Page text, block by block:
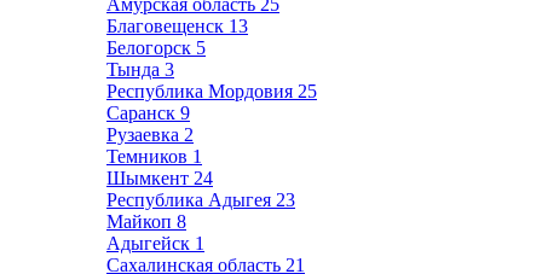
Амурская область 25
Благовещенск 13
Белогорск 5
Тында 3
Республика Мордовия 25
Саранск 9
Рузаевка 2
Темников 1
Шымкент 24
Республика Адыгея 23
Майкоп 8
Адыгейск 1
Сахалинская область 21